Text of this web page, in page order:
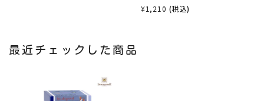
¥1,210 (税込)
最近チェックした商品